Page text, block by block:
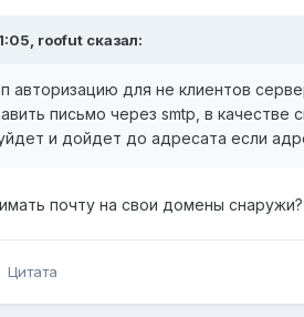
roofut сказал:
авторизацию для не клиентов
письмо через smtp, в
и дойдет до адресата если
почту на свои домены снаружи?
Цитата